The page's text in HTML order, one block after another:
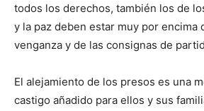
todos los derechos, también los de
y la paz deben estar muy por encima
venganza y de las consignas de
El alejamiento de los presos es una
castigo añadido para ellos y sus